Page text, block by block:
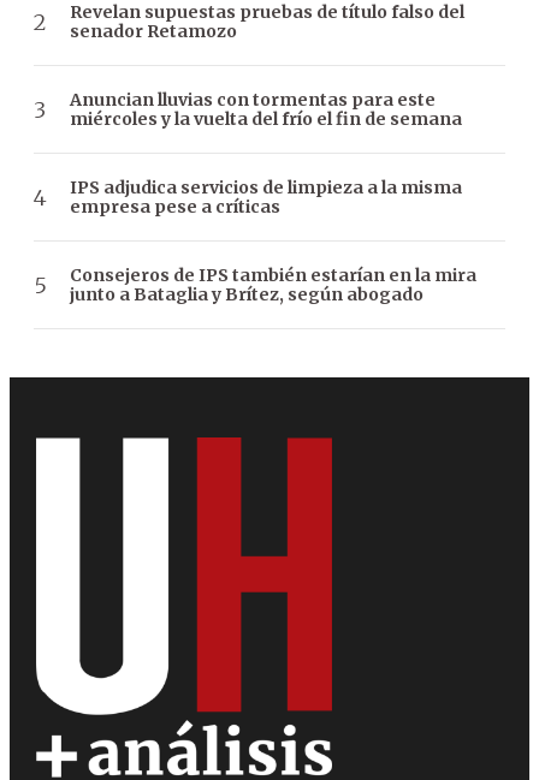
Revelan supuestas pruebas de título falso del
senador Retamozo
Anuncian lluvias con tormentas para este
miércoles y la vuelta del frío el fin de semana
IPS adjudica servicios de limpieza a la misma
empresa pese a críticas
Consejeros de IPS también estarían en la mira
junto a Bataglia y Brítez, según abogado